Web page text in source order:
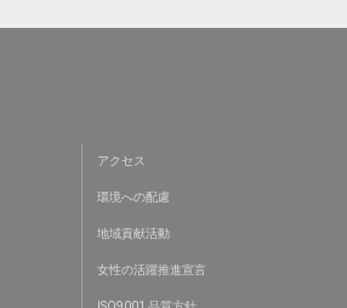
アクセス
環境への配慮
地域貢献活動
女性の活躍推進宣言